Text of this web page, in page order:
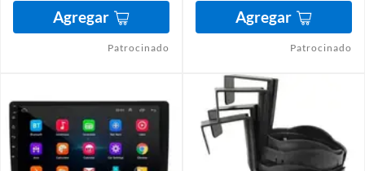
Agregar
Patrocinado
Agregar
Patrocinado